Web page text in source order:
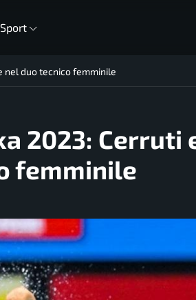
Sport
nel duo tecnico femminile
2023: Cerruti
femminile